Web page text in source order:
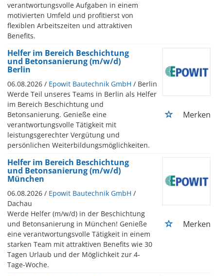
verantwortungsvolle Aufgaben in einem
motivierten Umfeld und profitierst von
flexiblen Arbeitszeiten und attraktiven
Benefits.
Helfer im Bereich Beschichtung
und Betonsanierung (m/w/d)
Berlin
06.08.2026 / Epowit Bautechnik GmbH / Berlin
Werde Teil unseres Teams in Berlin als Helfer
im Bereich Beschichtung und
Betonsanierung. Genieße eine
verantwortungsvolle Tätigkeit mit
leistungsgerechter Vergütung und
persönlichen Weiterbildungsmöglichkeiten.
Merken
Helfer im Bereich Beschichtung
und Betonsanierung (m/w/d)
München
06.08.2026 / Epowit Bautechnik GmbH /
Dachau
Werde Helfer (m/w/d) in der Beschichtung
und Betonsanierung in München! Genieße
eine verantwortungsvolle Tätigkeit in einem
starken Team mit attraktiven Benefits wie 30
Tagen Urlaub und der Möglichkeit zur 4-
Tage-Woche.
Merken